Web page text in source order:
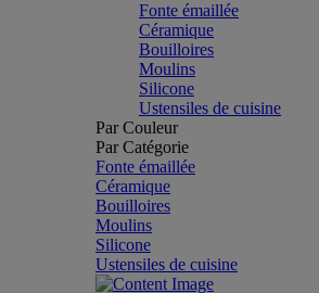
Fonte émaillée
Céramique
Bouilloires
Moulins
Silicone
Ustensiles de cuisine
Par Couleur
Par Catégorie
Fonte émaillée
Céramique
Bouilloires
Moulins
Silicone
Ustensiles de cuisine